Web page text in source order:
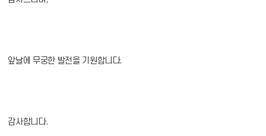
앞날에 무궁한 발전을 기원합니다.
감사합니다.